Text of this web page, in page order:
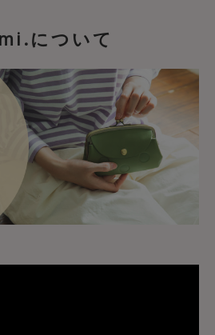
について